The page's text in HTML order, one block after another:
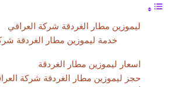
ليموزين مطار الغردقة شركة العراقي
خدمة ليموزين مطار الغردقة
اسعار ليموزين مطار الغردقة
حجز ليموزين مطار الغردقة شركة